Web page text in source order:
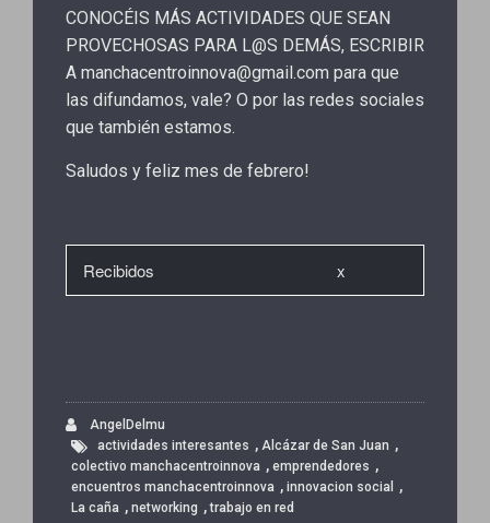
CONOCÉIS MÁS ACTIVIDADES QUE SEAN
PROVECHOSAS PARA L@S DEMÁS, ESCRIBIR
A manchacentroinnova@gmail.com para que
las difundamos, vale? O por las redes sociales
que también estamos.
Saludos y feliz mes de febrero!
Recibidos x
AngelDelmu
actividades interesantes , Alcázar de San Juan ,
colectivo manchacentroinnova , emprendedores ,
encuentros manchacentroinnova , innovacion social ,
La caña , networking ,trabajo en red